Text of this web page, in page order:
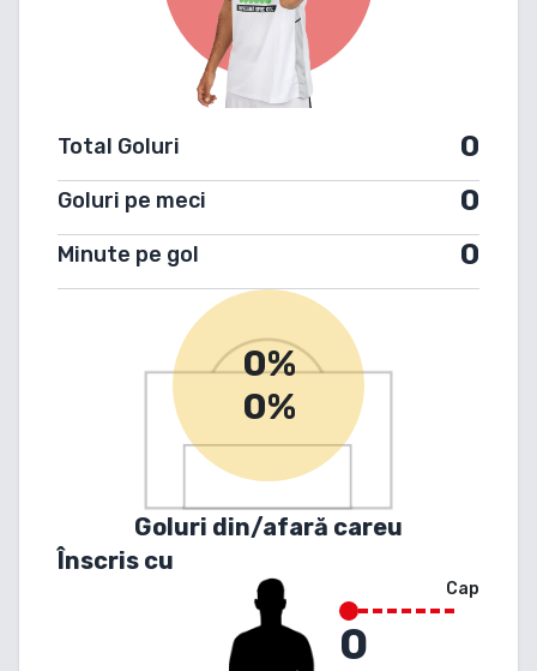
Total Goluri 0
Goluri pe meci 0
Minute pe gol 0
0%
0%
Goluri din/afară careu
Înscris cu
Cap
0